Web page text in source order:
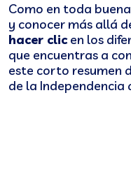
Como en toda
y conocer más allá
hacer clicen los
que encuentras a
este corto resumen
de la Independencia